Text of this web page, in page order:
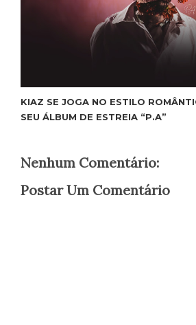
KIAZ SE JOGA NO ESTILO
SEU ÁLBUM DE ESTREIA “P.A”
Nenhum Comentário:
Postar Um Comentário